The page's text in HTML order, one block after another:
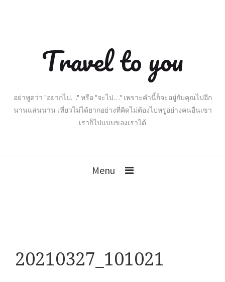
Travel to you
อย่าพูดว่า "อยากไป…" หรือ "จะไป…" เพราะคำนี้ก็จะอยู่กับคุณไปอีก
นานแสนนาน เที่ยวไม่ได้ยากอย่างที่คิดไม่ต้องไปหรูอย่างคนอื่นเขา
เราก็ไปแบบของเราได้
Menu
20210327_101021